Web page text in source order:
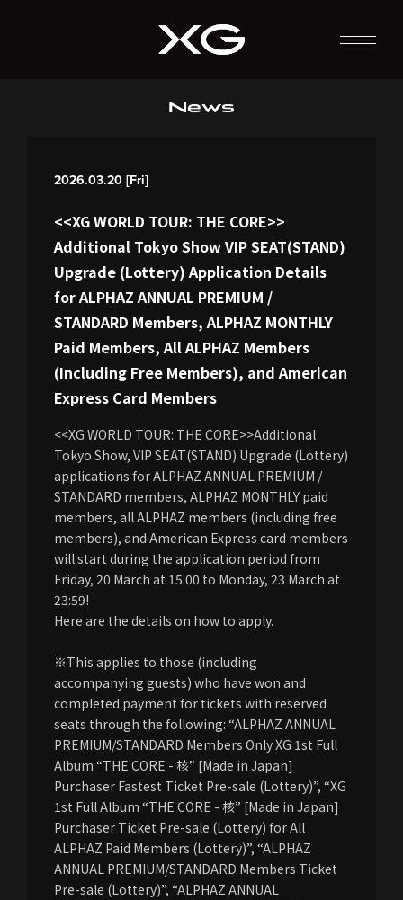
News
2026.03.20 [Fri]
<<XG WORLD TOUR: THE CORE>>
Additional Tokyo Show VIP SEAT(STAND)
Upgrade (Lottery) Application Details
for ALPHAZ ANNUAL PREMIUM /
STANDARD Members, ALPHAZ MONTHLY
Paid Members, All ALPHAZ Members
(Including Free Members), and American
Express Card Members
<<XG WORLD TOUR: THE CORE>>Additional
Tokyo Show, VIP SEAT(STAND) Upgrade (Lottery)
applications for ALPHAZ ANNUAL PREMIUM /
STANDARD members, ALPHAZ MONTHLY paid
members, all ALPHAZ members (including free
members), and American Express card members
will start during the application period from
Friday, 20 March at 15:00 to Monday, 23 March at
23:59!
Here are the details on how to apply.
※This applies to those (including
accompanying guests) who have won and
completed payment for tickets with reserved
seats through the following: “ALPHAZ ANNUAL
PREMIUM/STANDARD Members Only XG 1st Full
Album “THE CORE - 核” [Made in Japan]
Purchaser Fastest Ticket Pre-sale (Lottery)”, “XG
1st Full Album “THE CORE - 核” [Made in Japan]
Purchaser Ticket Pre-sale (Lottery) for All
ALPHAZ Paid Members (Lottery)”, “ALPHAZ
ANNUAL PREMIUM/STANDARD Members Ticket
Pre-sale (Lottery)”, “ALPHAZ ANNUAL